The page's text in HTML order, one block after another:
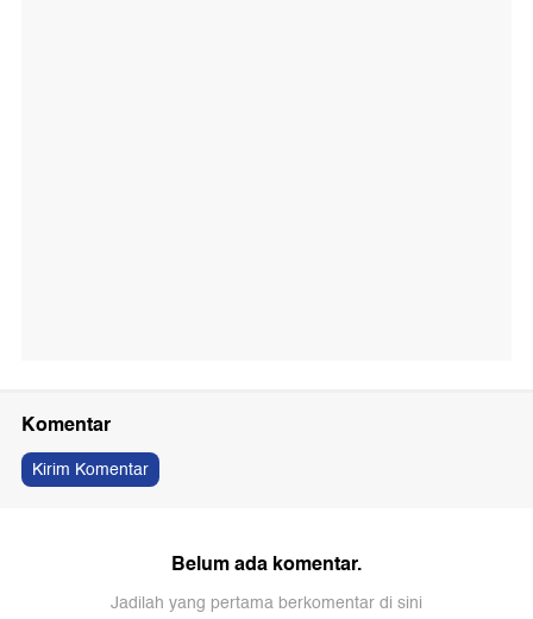
Komentar
Kirim Komentar
Belum ada komentar.
Jadilah yang pertama berkomentar di sini